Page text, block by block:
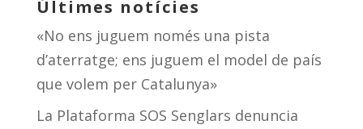
Últimes notícies
«No ens juguem només una pista
d’aterratge; ens juguem el model de país
que volem per Catalunya»
La Plataforma SOS Senglars denuncia